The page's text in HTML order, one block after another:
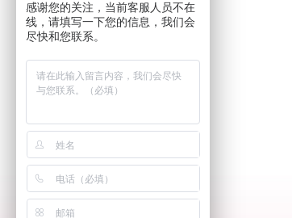
感谢您的关注，当前客服人员不在
线，请填写一下您的信息，我们会
尽快和您联系。